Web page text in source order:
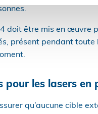
doit être mis en œuvre
présent pendant toute
pour les lasers en
qu’aucune cible